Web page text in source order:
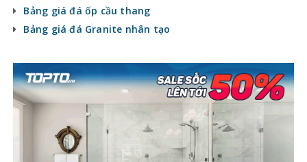
Bảng giá đá ốp cầu thang
Bảng giá đá Granite nhân tạo